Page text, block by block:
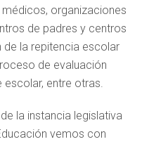
organizaciones
de padres y centros
de la repitencia escolar
de evaluación
entre otras.
la instancia legislativa
vemos con